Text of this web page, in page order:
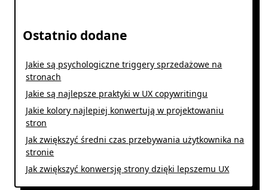
Ostatnio dodane
Jakie są psychologiczne triggery sprzedażowe na
stronach
Jakie są najlepsze praktyki w UX copywritingu
Jakie kolory najlepiej konwertują w projektowaniu
stron
Jak zwiększyć średni czas przebywania użytkownika na
stronie
Jak zwiększyć konwersję strony dzięki lepszemu UX